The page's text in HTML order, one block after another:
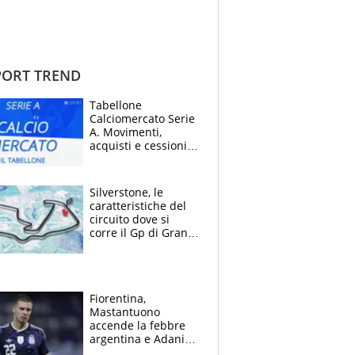
TREND
Tabellone
Calciomercato Serie
A. Movimenti,
acquisti e cessioni:
Silverstone, le
caratteristiche del
circuito dove si
corre il Gp di Gran
Fiorentina,
Mastantuono
accende la febbre
argentina e Adani